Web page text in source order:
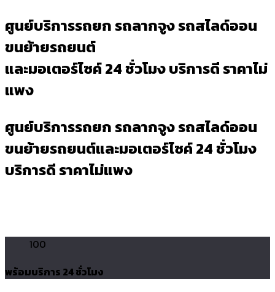
ศูนย์บริการรถยก รถลากจูง รถสไลด์ออน
ขนย้ายรถยนต์
และมอเตอร์ไซค์ 24 ชั่วโมง บริการดี ราคาไม่
แพง
ศูนย์บริการรถยก รถลากจูง รถสไลด์ออน
ขนย้ายรถยนต์และมอเตอร์ไซค์ 24 ชั่วโมง
บริการดี ราคาไม่แพง
100
พร้อมบริการ 24 ชั่วโมง